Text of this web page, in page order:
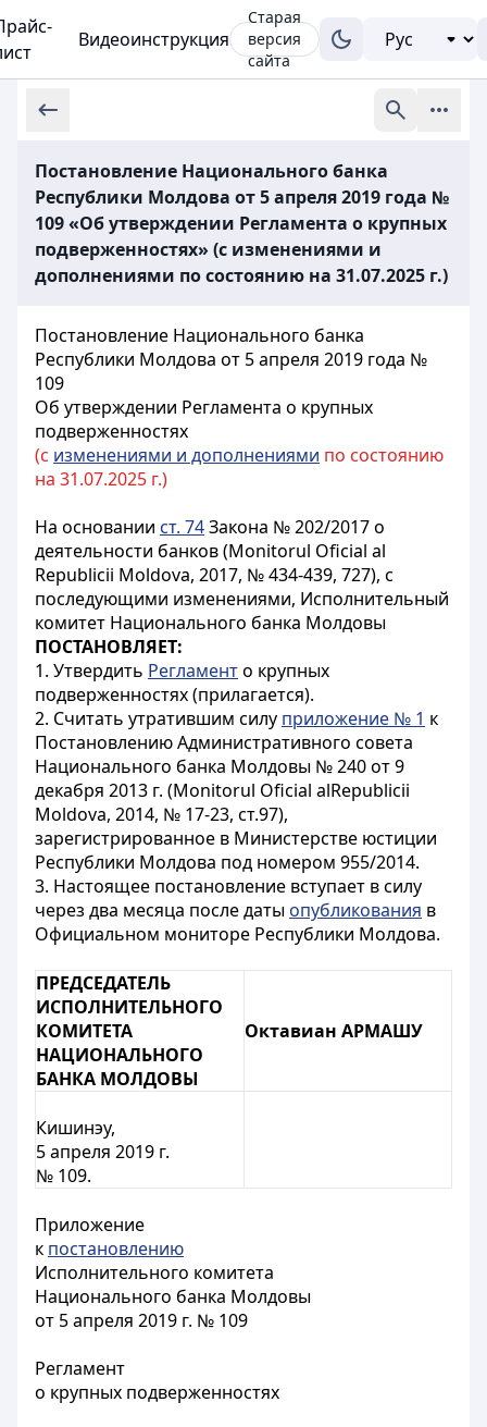
Видеоинструкция
Старая
версия
сайта
Постановление Национального банка
Республики Молдова от 5 апреля 2019 года №
109 «Об утверждении Регламента о крупных
подверженностях» (с изменениями и
дополнениями по состоянию на 31.07.2025 г.)
Постановление Национального банка
Республики Молдова от 5 апреля 2019 года №
109
Об утверждении Регламента о крупных
подверженностях
(с изменениями и дополнениями по состоянию
на 31.07.2025 г.)
На основании ст. 74Закона № 202/2017 о
деятельности банков (Monitorul Oficial al
Republicii Moldova, 2017, № 434-439, 727), с
последующими изменениями, Исполнительный
комитет Национального банка Молдовы
ПОСТАНОВЛЯЕТ:
1. Утвердить Регламенто крупных
подверженностях (прилагается).
2. Считать утратившим силу приложение № 1 к
Постановлению Административного совета
Национального банка Молдовы № 240 от 9
декабря 2013 г. (Monitorul Oficial alRepublicii
Moldova, 2014, № 17-23, ст.97),
зарегистрированное в Министерстве юстиции
Республики Молдова под номером 955/2014.
3. Настоящее постановление вступает в силу
через два месяца после даты опубликования в
Официальном мониторе Республики Молдова.
ПРЕДСЕДАТЕЛЬ
ИСПОЛНИТЕЛЬНОГО
КОМИТЕТА
НАЦИОНАЛЬНОГО
БАНКА МОЛДОВЫ
Октавиан АРМАШУ
Кишинэу,
5 апреля 2019 г.
№ 109.
Приложение
к постановлению
Исполнительного комитета
Национального банка Молдовы
от 5 апреля 2019 г. № 109
Регламент
о крупных подверженностях